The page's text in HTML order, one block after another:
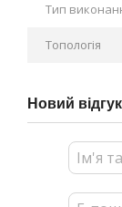
Тип
Топологія
Новий